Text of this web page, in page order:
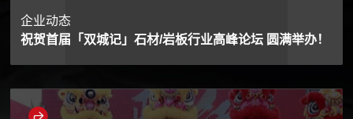
企业动态
祝贺首届「双城记」石材/岩板行业高峰论坛 圆满举办！